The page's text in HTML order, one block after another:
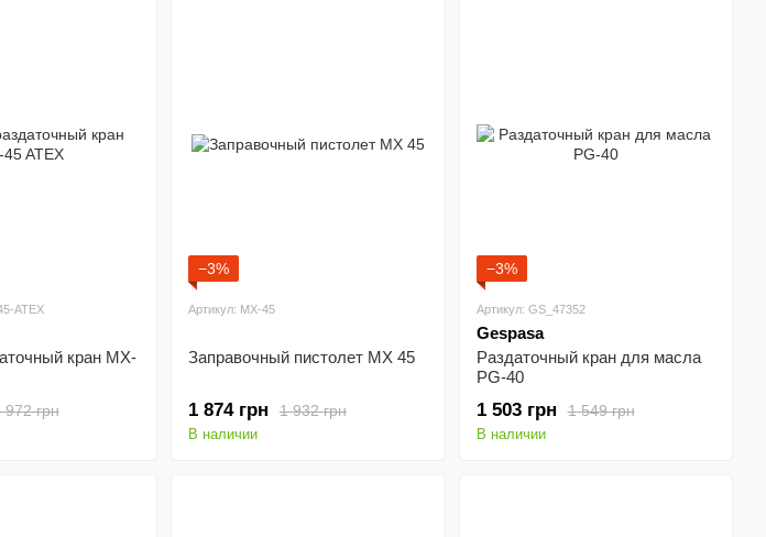
ATEX
кран MX-
972 грн
−3%
Артикул: MX-45
Заправочный пистолет МX 45
1 932 грн
1 874 грн
В наличии
−3%
Артикул: GS_47352
Gespasa
Раздаточный кран для масла
PG-40
1 549 грн
1 503 грн
В наличии